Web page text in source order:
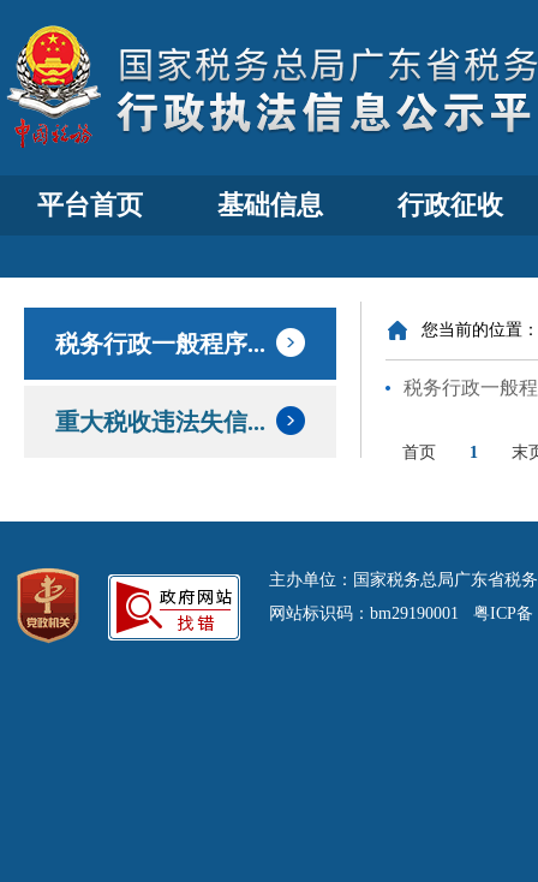
平台首页 基础信息 行政征收
税务行政一般程序...
重大税收违法失信...
您当前的位置
税务行政一般
首页 1 末
主办单位：国家税务总局广东省税
网站标识码：bm29190001 粤ICP